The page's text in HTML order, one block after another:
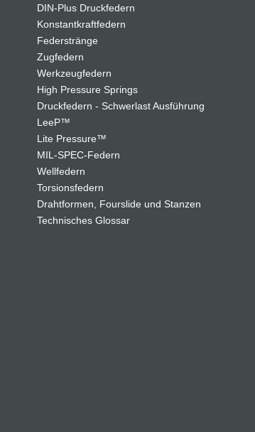
DIN-Plus Druckfedern
Konstantkraftfedern
Federstränge
Zugfedern
Werkzeugfedern
High Pressure Springs
Druckfedern - Schwerlast Ausführung
LeeP™
Lite Pressure™
MIL-SPEC-Federn
Wellfedern
Torsionsfedern
Drahtformen, Fourslide und Stanzen
Technisches Glossar